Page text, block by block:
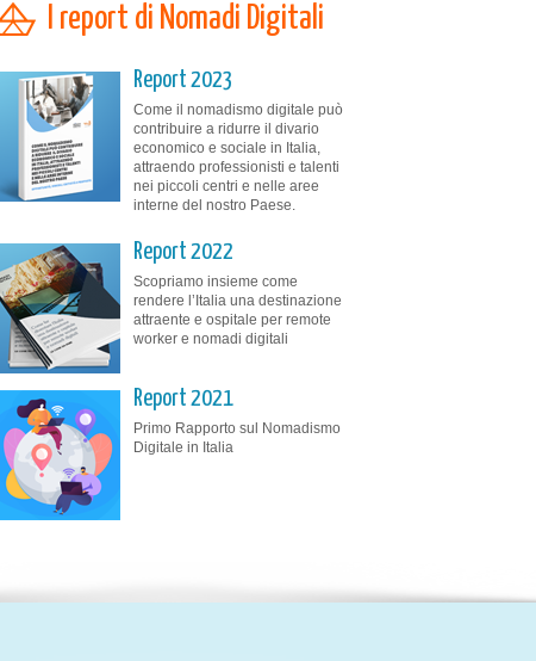
I report di Nomadi Digitali
Report 2023
Come il nomadismo digitale può
contribuire a ridurre il divario
economico e sociale in Italia,
attraendo professionisti e talenti
nei piccoli centri e nelle aree
interne del nostro Paese.
Report 2022
Scopriamo insieme come
rendere l’Italia una destinazione
attraente e ospitale per remote
worker e nomadi digitali
Report 2021
Primo Rapporto sul Nomadismo
Digitale in Italia